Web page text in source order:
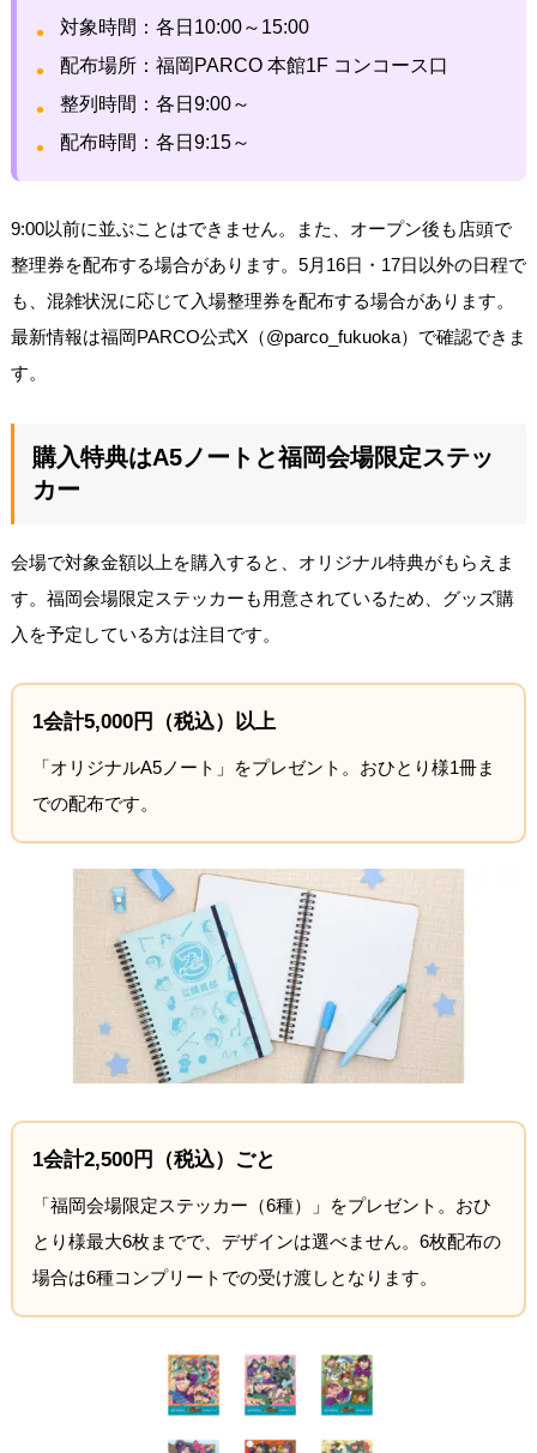
対象時間：各日10:00～15:00
配布場所：福岡PARCO 本館1F コンコース口
整列時間：各日9:00～
配布時間：各日9:15～
9:00以前に並ぶことはできません。また、オープン後も店頭で
整理券を配布する場合があります。5月16日・17日以外の日程で
も、混雑状況に応じて入場整理券を配布する場合があります。
最新情報は福岡PARCO公式X（@parco_fukuoka）で確認できま
す。
購入特典はA5ノートと福岡会場限定ステッ
カー
会場で対象金額以上を購入すると、オリジナル特典がもらえま
す。福岡会場限定ステッカーも用意されているため、グッズ購
入を予定している方は注目です。
1会計5,000円（税込）以上
「オリジナルA5ノート」をプレゼント。おひとり様1冊ま
での配布です。
1会計2,500円（税込）ごと
「福岡会場限定ステッカー（6種）」をプレゼント。おひ
とり様最大6枚までで、デザインは選べません。6枚配布の
場合は6種コンプリートでの受け渡しとなります。